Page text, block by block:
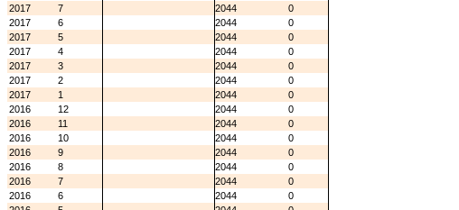
2017
7 2044
0
2017
6 2044
0
2017
5 2044
0
2017
4 2044
0
2017
3 2044
0
2017
2 2044
0
2017
1 2044
0
2016
12 2044
0
2016
11 2044
0
2016
10 2044
0
2016
9 2044
0
2016
8 2044
0
2016
7 2044
0
2016
6 2044
0